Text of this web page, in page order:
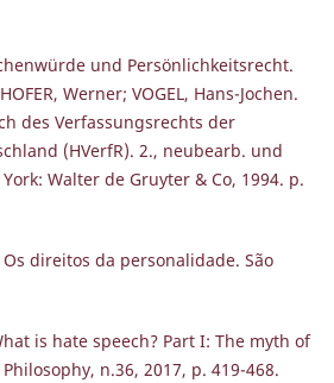
und Persönlichkeitsrecht.
Werner; VOGEL, Hans-Jochen.
des Verfassungsrechts der
(HVerfR). 2., neubearb. und
Walter de Gruyter & Co, 1994. p.
Os direitos da personalidade. São
is hate speech? Part I: The myth of
n.36, 2017, p. 419-468.